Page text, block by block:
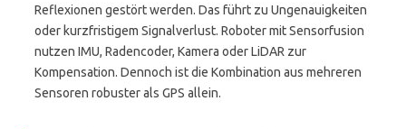
Reflexionen gestört werden. Das führt zu Ungenauigkeiten
oder kurzfristigem Signalverlust. Roboter mit Sensorfusion
nutzen IMU, Radencoder, Kamera oder LiDAR zur
Kompensation. Dennoch ist die Kombination aus mehreren
Sensoren robuster als GPS allein.